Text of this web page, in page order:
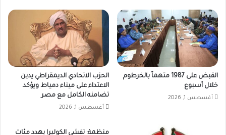
القبض على 1987 متهماً بالخرطوم
خلال أسبوع
أغسطس 1, 2026
الحزب الاتحادي الديمقراطي يدين
الاعتداء على ميناء دمياط ويؤكد
تضامنه الكامل مع مصر
أغسطس 1, 2026
منظمة: تفشي الكوليرا يهدد مئات